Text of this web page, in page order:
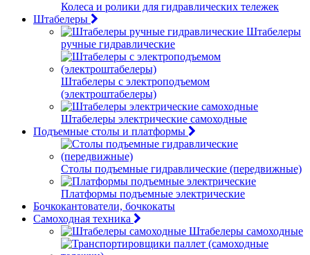
Колеса и ролики для гидравлических тележек
Штабелеры
Штабелеры
ручные гидравлические
Штабелеры с электроподъемом
(электроштабелеры)
Штабелеры электрические самоходные
Подъемные столы и платформы
Столы подъемные гидравлические (передвижные)
Платформы подъемные электрические
Бочкокантователи, бочкокаты
Самоходная техника
Штабелеры самоходные